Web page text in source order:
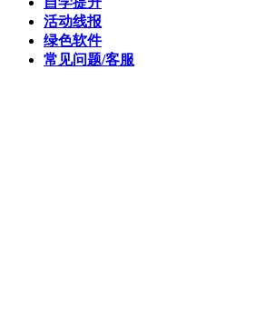
活动线报
绿色软件
常见问题/客服